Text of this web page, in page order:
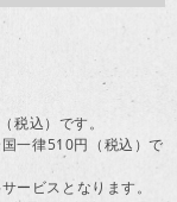
税込）です。
一律510円（税込）で
ービスとなります。